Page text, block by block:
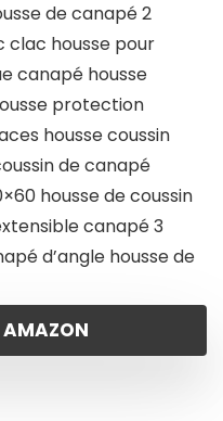
de canapé 2
clac housse pour
canapé housse
protection
housse coussin
de canapé
housse de coussin
canapé 3
d’angle housse de
AMAZON